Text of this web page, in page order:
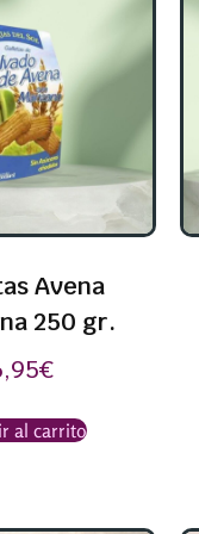
Avena
250 gr.
€
al carrito